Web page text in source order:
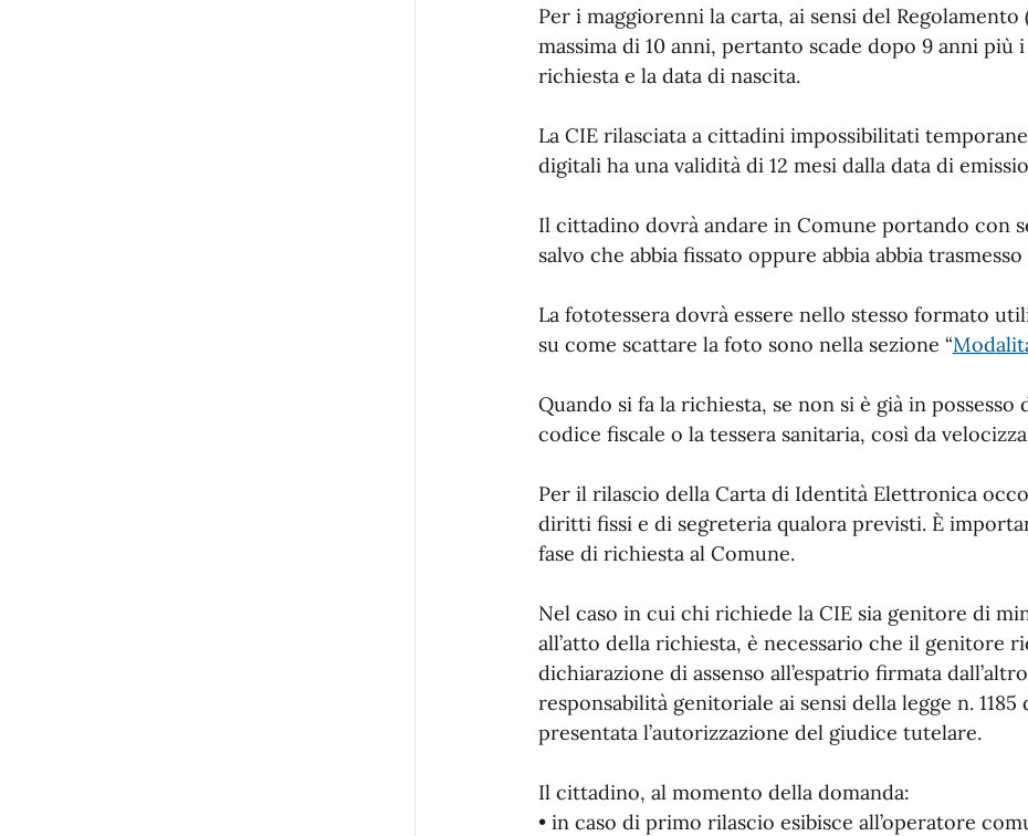
Per i maggiorenni la carta, ai sensi del Regolamento
massima di 10 anni, pertanto scade dopo 9 anni
richiesta e la data di nascita.
La CIE rilasciata a cittadini impossibilitati
digitali ha una validità di 12 mesi dalla data di
Il cittadino dovrà andare in Comune portando con
salvo che abbia fissato oppure abbia abbia
La fototessera dovrà essere nello stesso formato
su come scattare la foto sono nella sezione “
Quando si fa la richiesta, se non si è già in
codice fiscale o la tessera sanitaria, così da
Per il rilascio della Carta di Identità Elettronica
diritti fissi e di segreteria qualora previsti. È
fase di richiesta al Comune.
Nel caso in cui chi richiede la CIE sia genitore di
all’atto della richiesta, è necessario che il genitore
dichiarazione di assenso all’espatrio firmata
responsabilità genitoriale ai sensi della legge n. 1185
presentata l’autorizzazione del giudice tutelare.
Il cittadino, al momento della domanda:
• in caso di primo rilascio esibisce all’operatore